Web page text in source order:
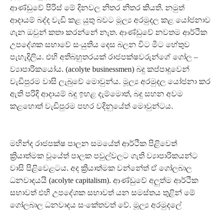
ආණ්ඩුවේ පිරිස් මේ දිනවල නිතර නිතර කියති. නමුත්
ආදායම් බද්ද වැඩි කළ යුතු බවට මූල්‍ය අරමුදල කළ යෝජනාව
ගැන ඔවුන් කතා කරන්නේ නැත. ආණ්ඩුවේ නවතම ආර්ථික
උපදේශක සභාවේ සංයුතිය දෙස බලන විට මීට හේතුව
පැහැදිලිය. එහි අතිබහුතරයක් රාජපක්ෂවරුන්ගේ ගෝල –
ව්‍යාපාරිකයෝය. (acolyte businessmen) බදු කප්පාදුවෙන්
වැඩිපුරම වාසි ලැබුවේ මොවුන්ය. මූල්‍ය අරමුදල යෝජනා කර
ඇති පරිදි ආදායම් බදු ඉහළ දැම්මොත්, බදු සහන අවම
කළහොත් වැඩිපුරම පහර වදිනුයේත් මොවුන්ටය.
මහින්ද රාජපක්ෂ පාලන සමයේත් ආර්ථික පිළිවෙත්
ක්‍රියාත්මක වූයේත් පාලක පවුල්වලට ගැති ව්‍යාපාරිකයන්ට
වාසි පිළිවෙළටය. අද ක්‍රියාත්මක වන්නේත් ඒ ගෝලබාල
ධනවාදයයි (acolyte capitalism). ආණ්ඩුවේ අලුත්ම ආර්ථික
සභාවත් එහි උපදේශක සභාවත් යන සමස්තය තුළින් මේ
ගෝලබාල ධනවාදය සංකේතවත් වේ. මූල්‍ය අරමුදලේ